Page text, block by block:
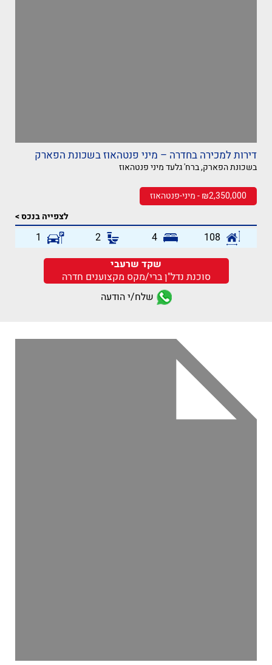
דירות למכירה בחדרה – מיני פנטהאוז בשכונת הפארק
בשכונת הפארק, ברח' גלעד מיני פנטהאוז
₪2,350,000 - מיני-פנטהאוז
לצפייה בנכס >
108
4
2
1
שקד שרעבי
סוכנת נדל"ן ברי/מקס מקצוענים חדרה
שלח/י הודעה